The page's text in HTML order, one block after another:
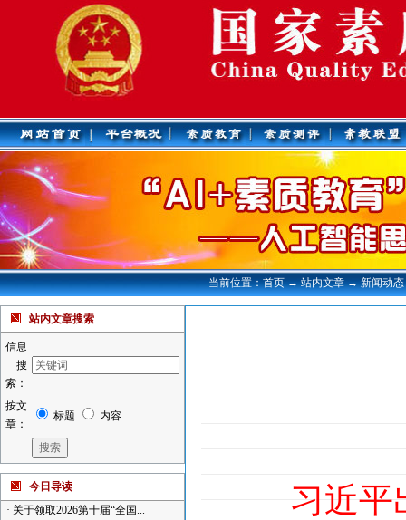
当前位置：首页 → 站内文章 → 新闻动态
站内文章搜索
信息
搜
索：
按文
章：
标题 内容
今日导读
· 关于领取2026第十届“全国...
习近平